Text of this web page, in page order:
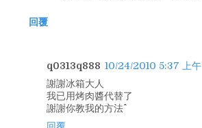
回覆
q0313q888 10/24/2010 5:37 上午
謝謝冰箱大人
我已用烤肉醬代替了
謝謝你教我的方法^^